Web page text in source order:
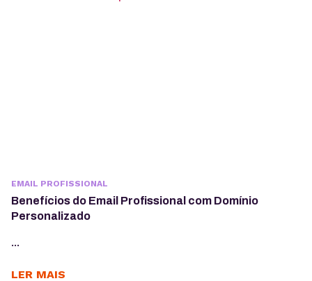
EMAIL PROFISSIONAL
Benefícios do Email Profissional com Domínio
Personalizado
...
LER MAIS